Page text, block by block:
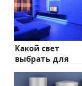
Какой свет
выбрать для
домашнего
освещения